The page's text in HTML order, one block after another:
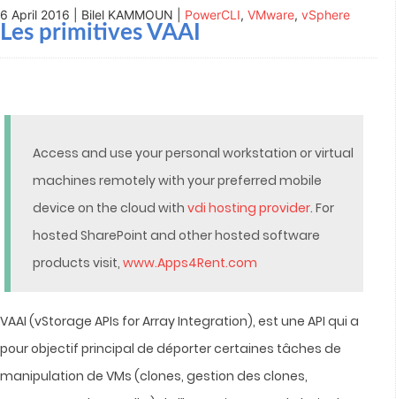
6 April 2016 | Bilel KAMMOUN | PowerCLI, VMware, vSphere
Les primitives VAAI
Access and use your personal workstation or virtual
machines remotely with your preferred mobile
device on the cloud with vdi hosting provider. For
hosted SharePoint and other hosted software
products visit, www.Apps4Rent.com
VAAI (vStorage APIs for Array Integration), est une API qui a
pour objectif principal de déporter certaines tâches de
manipulation de VMs (clones, gestion des clones,